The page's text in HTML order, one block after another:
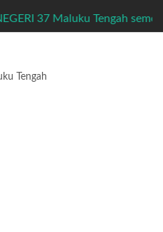
37 Maluku Tengah
Tengah